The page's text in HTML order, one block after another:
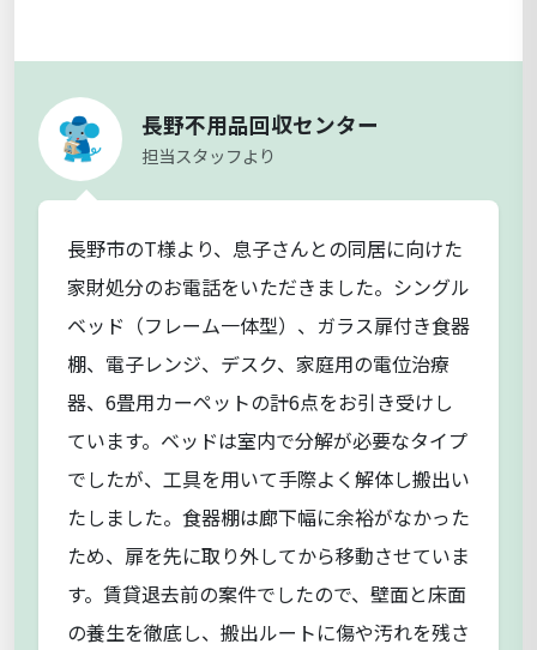
長野不用品回収センター
担当スタッフより
長野市のT様より、息子さんとの同居に向けた
家財処分のお電話をいただきました。シングル
ベッド（フレーム一体型）、ガラス扉付き食器
棚、電子レンジ、デスク、家庭用の電位治療
器、6畳用カーペットの計6点をお引き受けし
ています。ベッドは室内で分解が必要なタイプ
でしたが、工具を用いて手際よく解体し搬出い
たしました。食器棚は廊下幅に余裕がなかった
ため、扉を先に取り外してから移動させていま
す。賃貸退去前の案件でしたので、壁面と床面
の養生を徹底し、搬出ルートに傷や汚れを残さ